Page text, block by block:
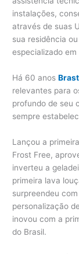
instalações,
através de suas
sua residência
especializado em
Há 60 anos
relevantes para
profundo de seu
sempre
Lançou a
Frost Free,
inverteu a
primeira lava
surpreendeu
personalização
inovou com a
do Brasil.